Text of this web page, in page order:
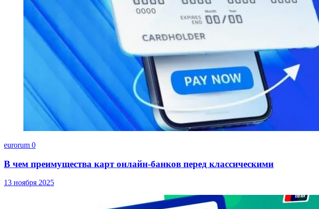
eurorum 0
В чем преимущества карт онлайн-банков перед классическими
13 ноября 2025